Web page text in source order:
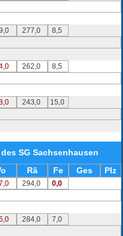
277,0
8,5
262,0
8,5
243,0
15,0
SG Sachsenhausen
Rä Fe Ges Plz
294,0
0,0
284,0
7,0